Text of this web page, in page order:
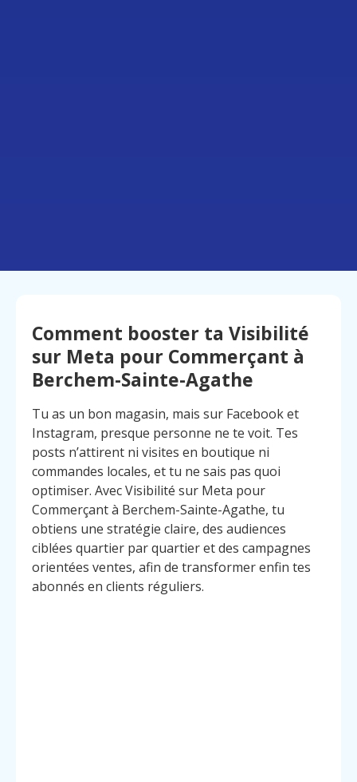
Comment booster ta Visibilité
sur Meta pour Commerçant à
Berchem-Sainte-Agathe
Tu as un bon magasin, mais sur Facebook et
Instagram, presque personne ne te voit. Tes
posts n’attirent ni visites en boutique ni
commandes locales, et tu ne sais pas quoi
optimiser. Avec Visibilité sur Meta pour
Commerçant à Berchem-Sainte-Agathe, tu
obtiens une stratégie claire, des audiences
ciblées quartier par quartier et des campagnes
orientées ventes, afin de transformer enfin tes
abonnés en clients réguliers.